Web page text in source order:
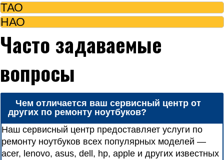
ТАО
НАО
Часто задаваемые
вопросы
Чем отличается ваш сервисный центр от
других по ремонту ноутбуков?
Наш сервисный центр предоставляет услуги по
ремонту ноутбуков всех популярных моделей —
acer, lenovo, asus, dell, hp, apple и других известных